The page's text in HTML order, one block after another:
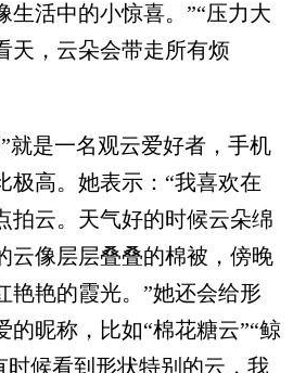
生活中的小惊喜。”“压力大
天，云朵会带走所有烦
是一名观云爱好者，手机
极高。她表示：“我喜欢在
拍云。天气好的时候云朵绵
云像层层叠叠的棉被，傍晚
艳艳的霞光。”她还会给形
的昵称，比如“棉花糖云”“鲸
时候看到形状特别的云，我